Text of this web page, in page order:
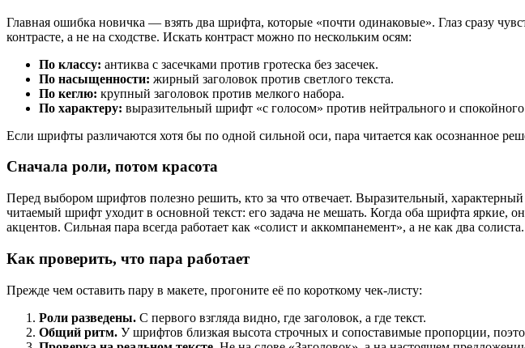
Главная ошибка новичка — взять два шрифта, которые «почти одинаковые». Глаз сразу
контрасте, а не на сходстве. Искать контраст можно по нескольким осям:
По классу: антиква с засечками против гротеска без засечек.
По насыщенности: жирный заголовок против светлого текста.
По кеглю: крупный заголовок против мелкого набора.
По характеру: выразительный шрифт «с голосом» против нейтрального и
Если шрифты различаются хотя бы по одной сильной оси, пара читается как осознанное
Сначала роли, потом красота
Перед выбором шрифтов полезно решить, кто за что отвечает. Выразительный,
читаемый шрифт уходит в основной текст: его задача не мешать. Когда оба шрифта яркие,
акцентов. Сильная пара всегда работает как «солист и аккомпанемент», а не как два солиста.
Как проверить, что пара работает
Прежде чем оставить пару в макете, прогоните её по короткому чек-листу:
Роли разведены. С первого взгляда видно, где заголовок, а где текст.
Общий ритм. У шрифтов близкая высота строчных и сопоставимые пропорции,